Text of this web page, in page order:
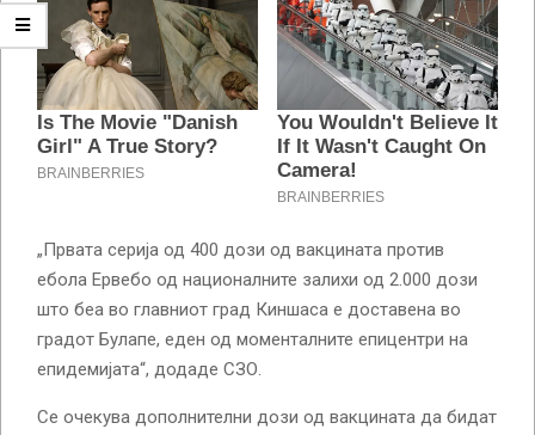
„Првата серија од 400 дози од вакцината против
ебола Ервебо од националните залихи од 2.000 дози
што беа во главниот град Киншаса е доставена во
градот Булапе, еден од моменталните епицентри на
епидемијата“, додаде СЗО.
Се очекува дополнителни дози од вакцината да бидат